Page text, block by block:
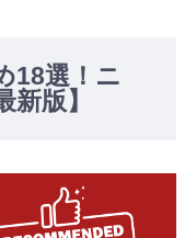
18選！ニ
版】